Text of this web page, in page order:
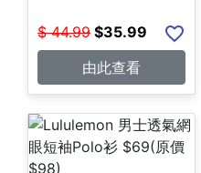
$ 44.99 $35.99
由此查看